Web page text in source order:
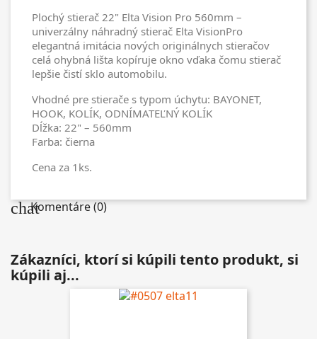
Plochý stierač 22" Elta Vision Pro 560mm –
univerzálny náhradný stierač Elta VisionPro
elegantná imitácia nových originálnych stieračov
celá ohybná lišta kopíruje okno vďaka čomu stierač
lepšie čistí sklo automobilu.
Vhodné pre stierače s typom úchytu: BAYONET,
HOOK, KOLÍK, ODNÍMATEĽNÝ KOLÍK
Dĺžka: 22" – 560mm
Farba: čierna
Cena za 1ks.
chatKomentáre (0)
Zákazníci, ktorí si kúpili tento produkt, si
kúpili aj...